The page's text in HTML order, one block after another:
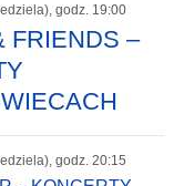
godz. 19:00
FRIENDS –
godz. 20:15